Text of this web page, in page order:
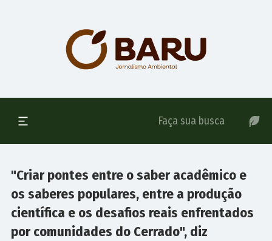
"Criar pontes entre o saber acadêmico e
os saberes populares, entre a produção
científica e os desafios reais enfrentados
por comunidades do Cerrado", diz